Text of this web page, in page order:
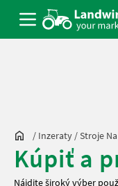
/ Inzeraty /Stroje
Kúpiť a
Nájdite široký výber